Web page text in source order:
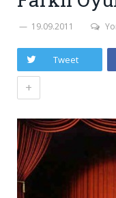
19.09.2011
Tweet
+